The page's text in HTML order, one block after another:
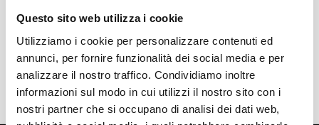
Questo sito web utilizza i cookie
Utilizziamo i cookie per personalizzare contenuti ed
annunci, per fornire funzionalità dei social media e per
analizzare il nostro traffico. Condividiamo inoltre
informazioni sul modo in cui utilizzi il nostro sito con i
nostri partner che si occupano di analisi dei dati web,